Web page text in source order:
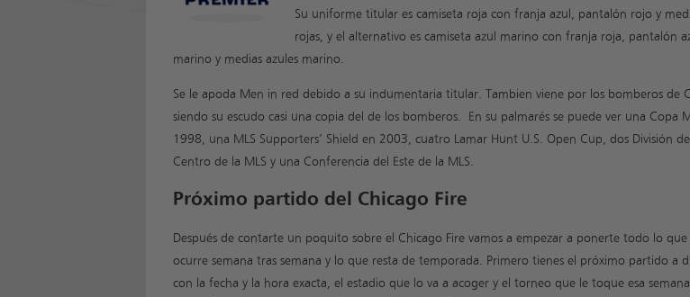
Su uniforme titular es camiseta roja con franja azul, pantalón rojo y
rojas, y el alternativo es camiseta azul marino con franja roja, pantalón
marino y medias azules marino.
Se le apoda Men in red debido a su indumentaria titular. Tambien viene por los bomberos de
siendo su escudo casi una copia del de los bomberos. En su palmarés se puede ver una Copa
1998, una MLS Supporters’ Shield en 2003, cuatro Lamar Hunt U.S. Open Cup, dos División
Centro de la MLS y una Conferencia del Este de la MLS.
Próximo partido del Chicago Fire
Después de contarte un poquito sobre el Chicago Fire vamos a empezar a ponerte todo lo que
ocurre semana tras semana y lo que resta de temporada. Primero tienes el próximo partido a
con la fecha y la hora exacta, el estadio que lo va a acoger y el torneo que le toque esa